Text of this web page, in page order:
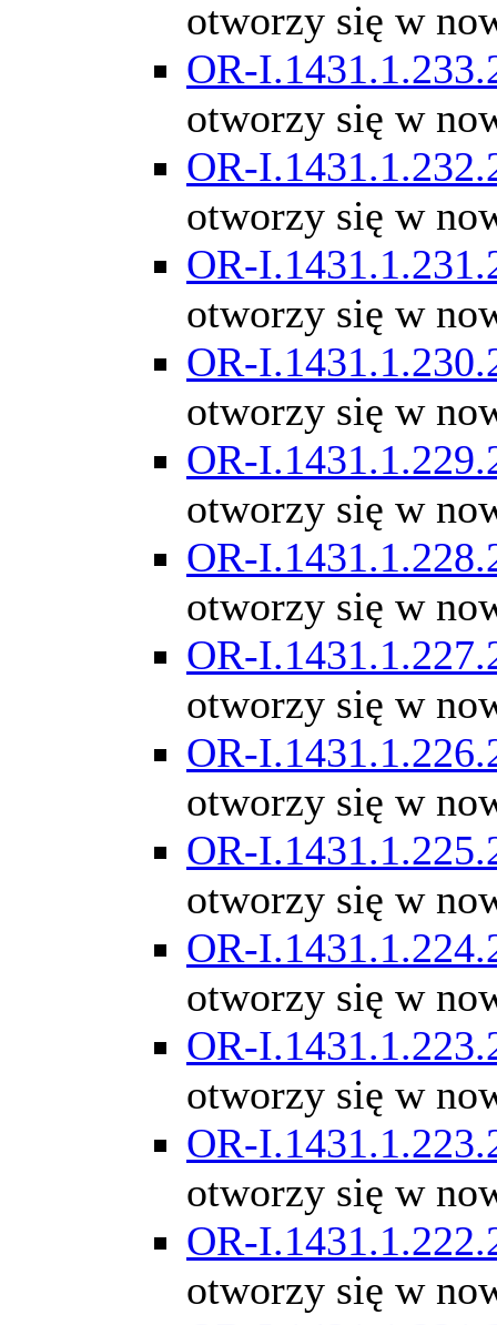
otworzy się w
OR-
otworzy się w
OR-
otworzy się w
OR-
otworzy się w
OR-
otworzy się w
OR-
otworzy się w
OR-
otworzy się w
OR-
otworzy się w
OR-
otworzy się w
OR-
otworzy się w
OR-
otworzy się w
OR-
otworzy się w
OR-
otworzy się w
OR-
otworzy się w